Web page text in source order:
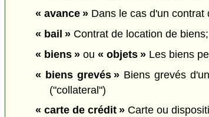
« avance »Dans le cas d'un contrat
« bail »Contrat de location de
« biens »ou « objets »Les biens
« biens grevés »Biens grevés
("collateral")
« carte de crédit »Carte ou